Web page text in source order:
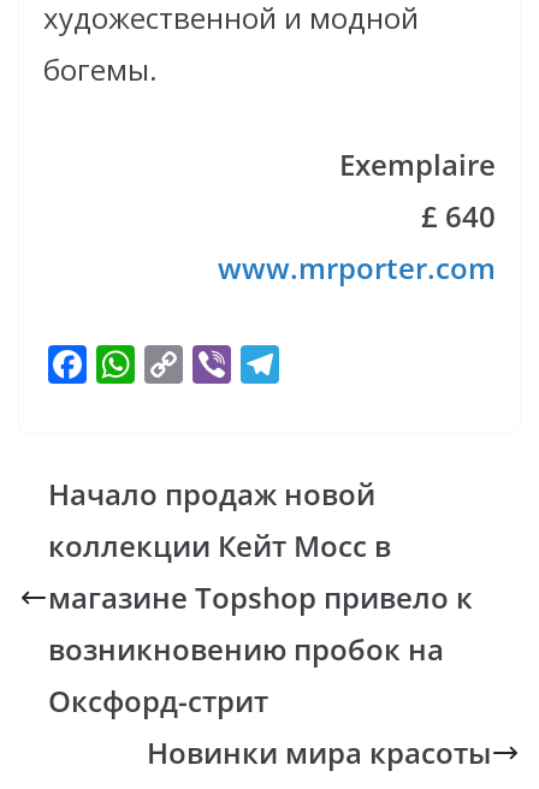
художественной и модной
богемы.
Exemplaire
£ 640
www.mrporter.com
F
b
o
o
k
W
s
A
p
p
C
y
Li
n
k
Vi
gr
a
m
Начало продаж новой
коллекции Кейт Мосс в
магазине Topshop привело к
возникновению пробок на
Оксфорд-стрит
Новинки мира красоты